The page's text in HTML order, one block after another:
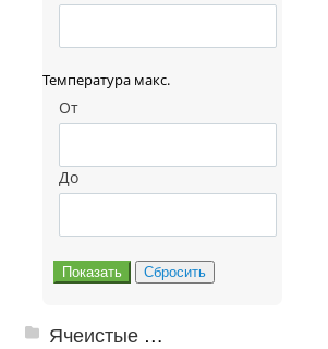
Температура макс.
От
До
Ячеистые грязезащитные покрытия